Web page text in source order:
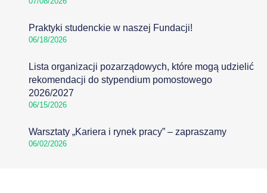
Praktyki studenckie w naszej Fundacji!
06/18/2026
Lista organizacji pozarządowych, które mogą udzielić
rekomendacji do stypendium pomostowego
2026/2027
06/15/2026
Warsztaty „Kariera i rynek pracy” – zapraszamy
06/02/2026